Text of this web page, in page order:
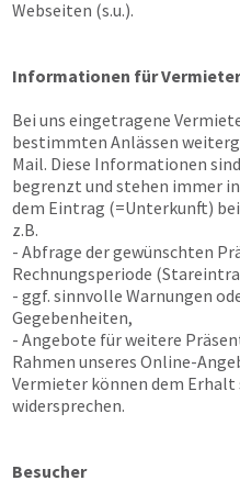
Webseiten (s.u.).
Informationen für
Bei uns eingetragene
bestimmten Anlässen
Mail. Diese Informationen
begrenzt und stehen immer
dem Eintrag (=Unterkunft)
z.B.
- Abfrage der gewünschten
Rechnungsperiode
- ggf. sinnvolle Warnungen
Gegebenheiten,
- Angebote für weitere
Rahmen unseres Online-
Vermieter können dem Erhalt
widersprechen.
Besucher